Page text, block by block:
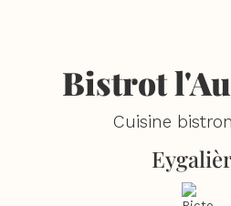
Bistrot
Cuisine